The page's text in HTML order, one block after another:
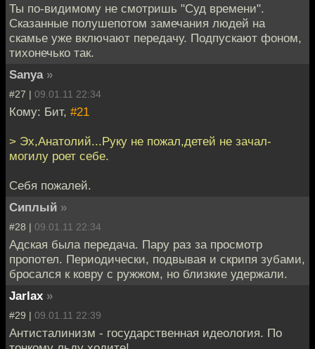
Ты по-видимому не смотришь "Суд времени".
Сказанные полушепотом замечания людей на
скамье уже включают передачу. Подпускают фоном,
тихонечько так.
Sanya »
#27 | 09.01.11 22:34
Кому: Бит, #21
> Эх,Анатолий...Руку не пожал,детей не зачал-
могилу роет себе.
Себя пожалей.
Сиплый »
#28 | 09.01.11 22:34
Адская была передача. Пару раз за просмотр
пропотел. Периодически, подвывая и скрипя зубами,
бросался к ковру с ружжом, но близкие удержали.
Jarlax »
#29 | 09.01.11 22:39
Антисталинизм - государственная идеология. По